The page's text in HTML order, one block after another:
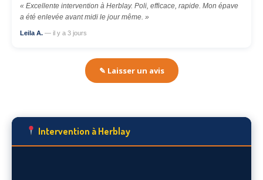
« Excellente intervention à Herblay. Poli, efficace, rapide. Mon épave
a été enlevée avant midi le jour même. »
Leila A. — il y a 3 jours
✎ Laisser un avis
Intervention à Herblay